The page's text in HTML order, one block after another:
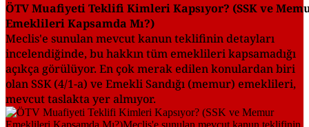
ÖTV Muafiyeti Teklifi Kimleri Kapsıyor? (SSK ve
Emeklileri Kapsamda Mı?)
Meclis'e sunulan mevcut kanun teklifinin detayları
incelendiğinde, bu hakkın tüm emeklileri kapsamadığı
açıkça görülüyor. En çok merak edilen konulardan biri
olan SSK (4/1-a) ve Emekli Sandığı (memur) emeklileri,
mevcut taslakta yer almıyor.